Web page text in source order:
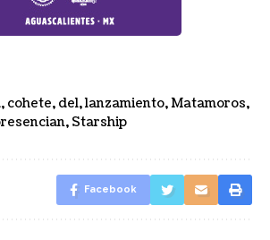
, cohete, del,lanzamiento,Matamoros,
, Starship
Facebook